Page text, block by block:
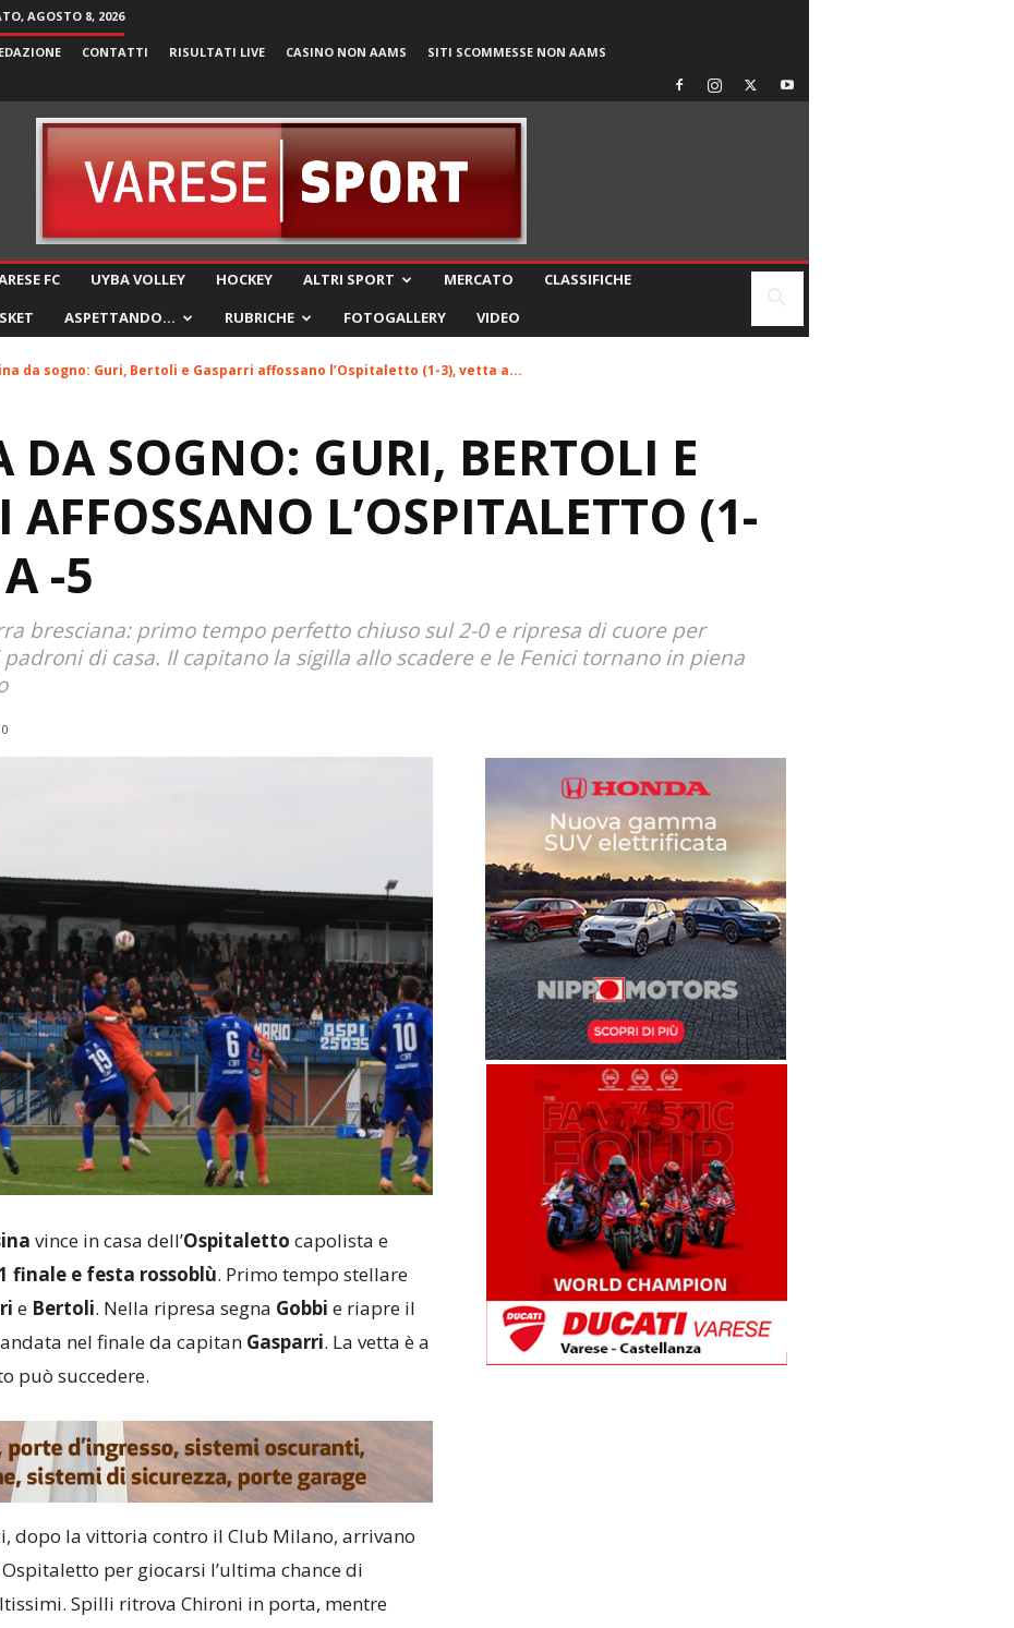
AGOSTO 8, 2026
CONTATTI RISULTATI LIVE CASINO NON AAMS SITI SCOMMESSE NON AAMS
FC UYBA VOLLEY HOCKEY ALTRI SPORT MERCATO
CLASSIFICHE
ASPETTANDO… RUBRICHE FOTOGALLERY VIDEO
da sogno: Guri, Bertoli e Gasparri affossano l’Ospitaletto (1-3), vetta a...
DA SOGNO: GURI, BERTOLI E
AFFOSSANO L’OSPITALETTO (1-
-5
bresciana: primo tempo perfetto chiuso sul 2-0 e ripresa di cuore per
di casa. Il capitano la sigilla allo scadere e le Fenici tornano in piena
0
vince in casa dell’Ospitaletto capolista e
finale e festa rossoblù. Primo tempo stellare
e Bertoli. Nella ripresa segna Gobbi e riapre il
nel finale da capitan Gasparri. La vetta è a
può succedere.
dopo la vittoria contro il Club Milano, arrivano
per giocarsi l’ultima chance di
Spilli ritrova Chironi in porta, mentre